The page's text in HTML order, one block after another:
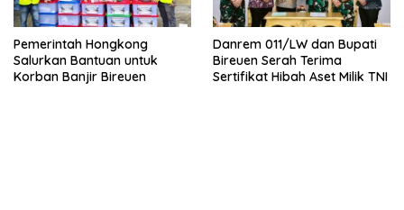
Pemerintah Hongkong
Salurkan Bantuan untuk
Korban Banjir Bireuen
Danrem 011/LW dan Bupati
Bireuen Serah Terima
Sertifikat Hibah Aset Milik TNI